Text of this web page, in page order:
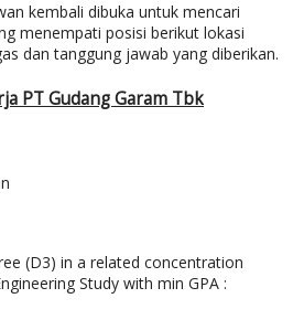
kembali dibuka untuk mencari
menempati posisi berikut lokasi
dan tanggung jawab yang diberikan.
PT Gudang Garam Tbk
(D3) in a related concentration
Study with min GPA :